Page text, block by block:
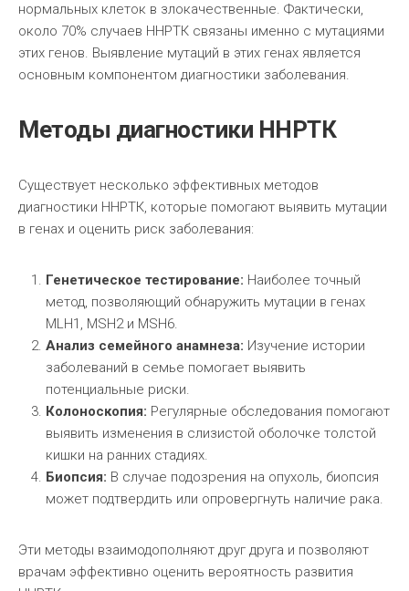
нормальных клеток в злокачественные. Фактически,
около 70% случаев ННРТК связаны именно с мутациями
этих генов. Выявление мутаций в этих генах является
основным компонентом диагностики заболевания.
Методы диагностики ННРТК
Существует несколько эффективных методов
диагностики ННРТК, которые помогают выявить мутации
в генах и оценить риск заболевания:
Генетическое тестирование: Наиболее точный
метод, позволяющий обнаружить мутации в генах
MLH1, MSH2 и MSH6.
Анализ семейного анамнеза: Изучение истории
заболеваний в семье помогает выявить
потенциальные риски.
Колоноскопия: Регулярные обследования помогают
выявить изменения в слизистой оболочке толстой
кишки на ранних стадиях.
Биопсия: В случае подозрения на опухоль, биопсия
может подтвердить или опровергнуть наличие рака.
Эти методы взаимодополняют друг друга и позволяют
врачам эффективно оценить вероятность развития